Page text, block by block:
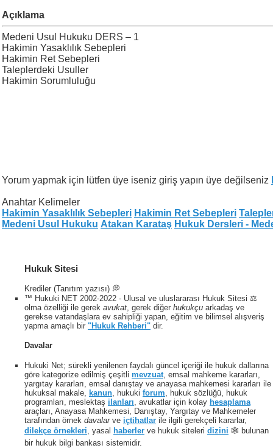
Açıklama
Medeni Usul Hukuku DERS – 1
Hakimin Yasaklılık Sebepleri
Hakimin Ret Sebepleri
Taleplerdeki Usuller
Hakimin Sorumluluğu
Yorum yapmak için lütfen üye iseniz giriş yapın üye değilseniz
Anahtar Kelimeler
Hakimin Yasaklılık Sebepleri Hakimin Ret Sebepleri
Medeni Usul Hukuku Atakan Karataş Hukuk Dersleri -
Hukuk Sitesi
Krediler (Tanıtım yazısı) 💭
™ Hukuki NET 2002-2022 - Ulusal ve uluslararası Hukuk Sitesi ⚖️
olma özelliği ile gerek avukat , gerek diğer hukukçu arkadaş ve
gerekse vatandaşlara ev sahipliği yapan, eğitim ve bilimsel alışveriş
yapma amaçlı bir "Hukuk Rehberi" dir.
Davalar
Hukuki Net; sürekli yenilenen faydalı güncel içeriği ile hukuk dallarına
göre kategorize edilmiş çeşitli mevzuat , emsal mahkeme kararları,
yargıtay kararları, emsal danıştay ve anayasa mahkemesi kararları ile
hukuksal makale, kanun , hukuki forum , hukuk sözlüğü, hukuk
programları, meslektaş ilanları , avukatlar için kolay hesaplama
araçları, Anayasa Mahkemesi, Danıştay, Yargıtay ve Mahkemeler
tarafından örnek davalarve içtihatlar ile ilgili gerekçeli kararlar,
dilekçe örnekleri , yasal haberler ve hukuk siteleri dizini 🕸 bulunan
bir hukuk bilgi bankası sistemidir.